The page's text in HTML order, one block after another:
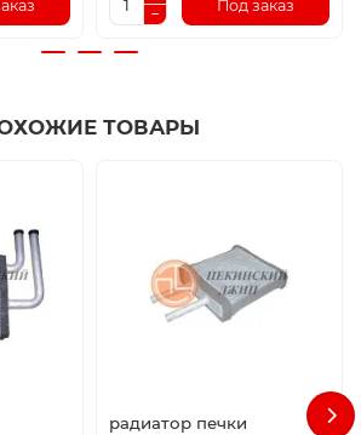
Под заказ
ТОВАРЫ
радиатор печки